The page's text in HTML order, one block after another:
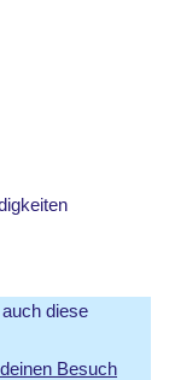
diese
Besuch